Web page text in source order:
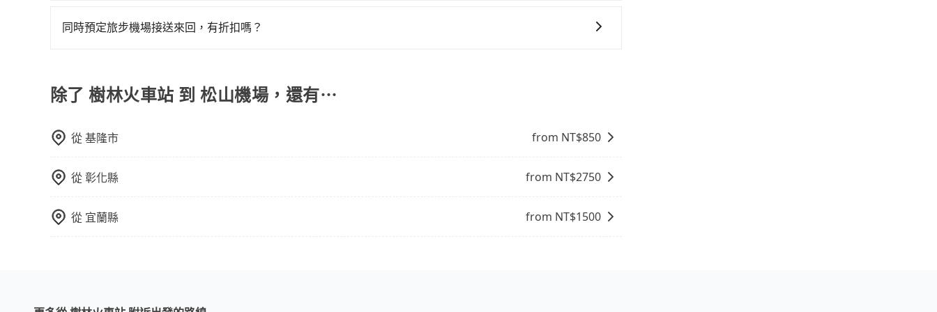
於您的預算、時間和行程安排。建議您提前了解並根據自己的需要選擇最方便和經濟實惠的交通方式。
選擇離開機場的乘車時間抓在班機預計落地後的1小時。但如果是國內航線的旅客，預約班機落地後30分鐘的乘
很順暢，但如果你搭機的時間是白天、剛好是上下班尖峰時段、甚至連假前後，那最好再額外多加半小時的緩衝
同時預定旅步機場接送來回，有折扣嗎？
除了 樹林火車站 到 松山機場，還有⋯
從基隆市 from NT$850
從彰化縣 from NT$2750
從 宜蘭縣 from NT$1500